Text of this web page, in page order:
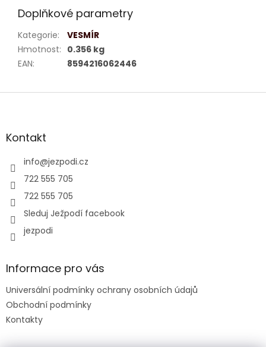
Doplňkové parametry
Kategorie:
VESMÍR
Hmotnost: 0.356 kg
EAN: 8594216062446
Z
aKontakt
info@jezpodi.cz
722 555 705
722 555 705
Sleduj Ježpodí facebook
jezpodi
Informace pro vás
Universální podmínky ochrany osobních údajů
Obchodní podmínky
Kontakty